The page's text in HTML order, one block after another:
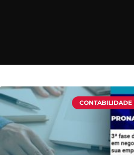
CONTABILIDADE